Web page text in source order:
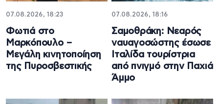
07.08.2026, 18:23
Φωτιά στο
Μαρκόπουλο –
Μεγάλη κινητοποίηση
της Πυροσβεστικής
07.08.2026, 18:16
Σαμοθράκη: Νεαρός
ναυαγοσώστης έσωσε
Ιταλίδα τουρίστρια
από πνιγμό στην Παχιά
Άμμο